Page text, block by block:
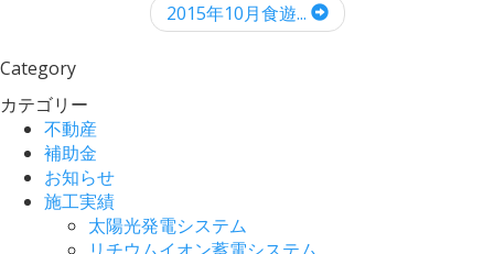
2015年10月食遊...
Category
カテゴリー
不動産
補助金
お知らせ
施工実績
太陽光発電システム